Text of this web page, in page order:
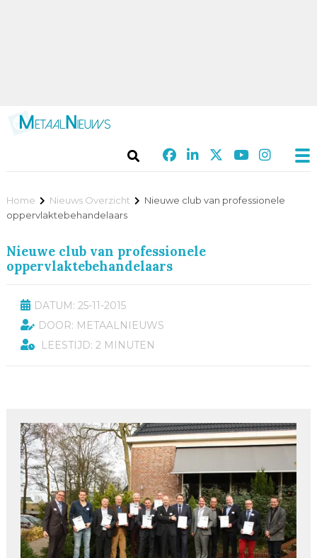
Home Nieuws Overzicht
Nieuwe club van professionele
oppervlaktebehandelaars
Nieuwe club van professionele
oppervlaktebehandelaars
DATUM: 25-11-2015
DOOR: METAALNIEUWS
LEESTIJD: 2 MINUTEN